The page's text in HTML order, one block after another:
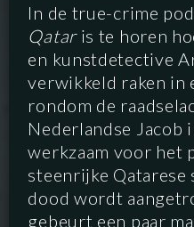
In de true-crime
Qataris te horen
en kunstdetective
verwikkeld raken in
rondom de
Nederlandse Jacob
werkzaam voor het
steenrijke Qatarese
dood wordt
gebeurt een paar